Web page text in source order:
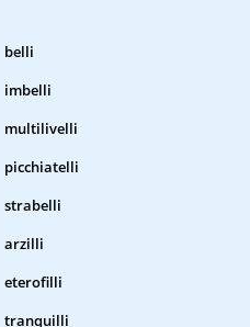
belli
imbelli
multilivelli
picchiatelli
strabelli
arzilli
eterofilli
tranquilli